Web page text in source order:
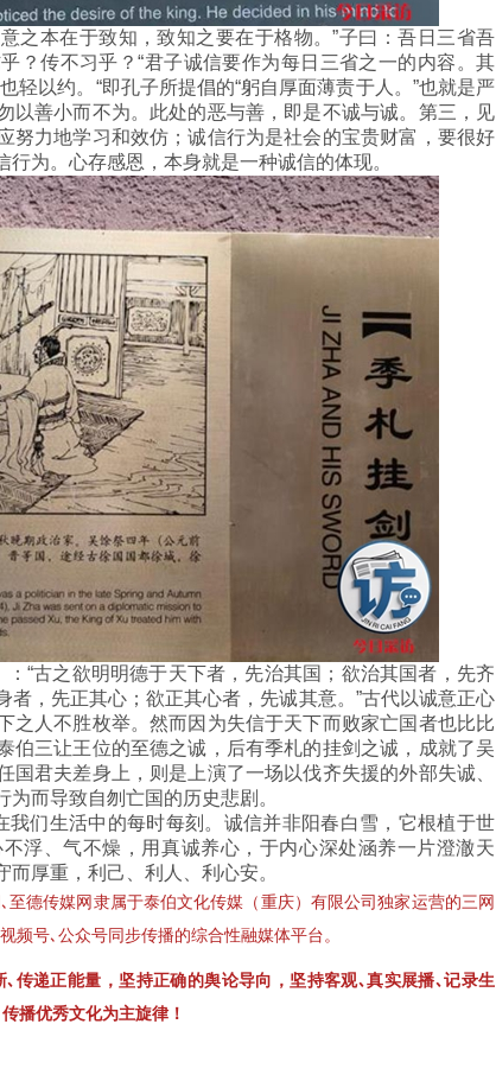
本在于致知，致知之要在于格物。”子曰：吾日三省吾
？传不习乎？“君子诚信要作为每日三省之一的内容。其
轻以约。“即孔子所提倡的“躬自厚面薄责于人。”也就是严
以善小而不为。此处的恶与善，即是不诚与诚。第三，见
努力地学习和效仿；诚信行为是社会的宝贵财富，要很好
为。心存感恩，本身就是一种诚信的体现。
“古之欲明明德于天下者，先治其国；欲治其国者，先齐
，先正其心；欲正其心者，先诚其意。”古代以诚意正心
之人不胜枚举。然而因为失信于天下而败家亡国者也比比
伯三让王位的至德之诚，后有季札的挂剑之诚，成就了吴
国君夫差身上，则是上演了一场以伐齐失援的外部失诚、
而导致自刎亡国的历史悲剧。
们生活中的每时每刻。诚信并非阳春白雪，它根植于世
浮、气不燥，用真诚养心，于内心深处涵养一片澄澈天
厚重，利己、利人、利心安。
至德传媒网隶属于泰伯文化传媒（重庆）有限公司独家运营的三网
频号､公众号同步传播的综合性融媒体平台。
传递正能量，坚持正确的舆论导向，坚持客观､真实展播､记录生
播优秀文化为主旋律！